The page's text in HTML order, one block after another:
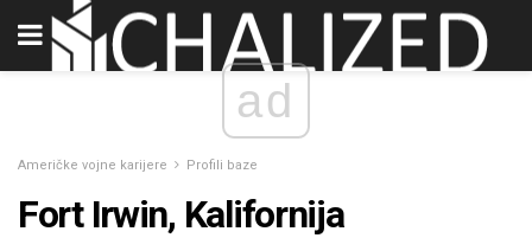
ad
Američke vojne karijere Profili baze
Fort Irwin, Kalifornija